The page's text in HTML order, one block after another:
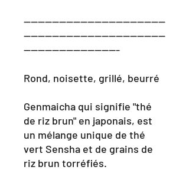
----------------------------------------
----------------------------------------
---------------------------
Rond, noisette, grillé, beurré
Genmaicha qui signifie "thé
de riz brun" en japonais, est
un mélange unique de thé
vert Sensha et de grains de
riz brun torréfiés.